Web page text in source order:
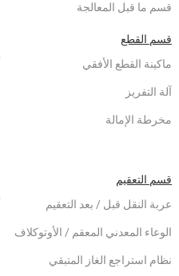
قسم ما قبل المعالجة
قسم القطع
ماكينة القطع الأفقي
آلة التفريز
مخرطة الإمالة
قسم التعقيم
عربة النقل قبل / بعد التعقيم
الوعاء المعدني المعقم / الأوتوكلاف
نظام استراجع الغاز المتبقي